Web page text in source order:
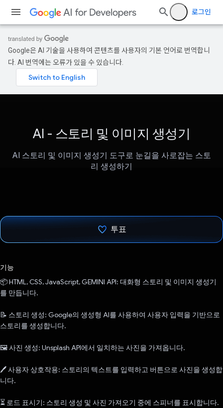
로그인
Google은 AI 기술을 사용하여 콘텐츠를 사용자의 기본 언어로 번역합니
다. AI 번역에는 오류가 있을 수 있습니다.
AI - 스토리 및 이미지 생성기
AI 스토리 및 이미지 생성기 도구로 눈길을 사로잡는 스토
리 생성하기
투표
기능
📦 HTML, CSS, JavaScript, GEMINI API: 대화형 스토리 및 이미지 생성기
를 만듭니다.
📝 스토리 생성: Google의 생성형 AI를 사용하여 사용자 입력을 기반으로
스토리를 생성합니다.
🖼️ 사진 생성: Unsplash API에서 일치하는 사진을 가져옵니다.
🖊️ 사용자 상호작용: 스토리의 텍스트를 입력하고 버튼으로 사진을 생성합
니다.
⏳ 로드 표시기: 스토리 생성 및 사진 가져오기 중에 스피너를 표시합니다.